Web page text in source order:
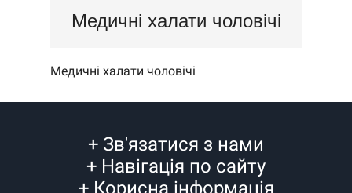
Медичні халати чоловічі
Медичні халати чоловічі
+ Зв'язатися з нами
+ Навігація по сайту
+ Корисна інформація